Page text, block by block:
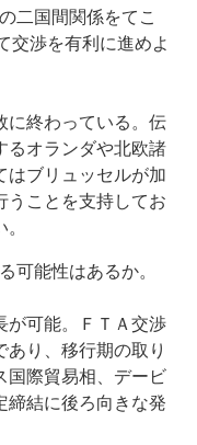
二国間関係をてこ
交渉を有利に進めよ
に終わっている。伝
るオランダや北欧諸
はブリュッセルが加
うことを支持してお
能性はあるか。
が可能。ＦＴＡ交渉
り、移行期の取り
国際貿易相、デービ
締結に後ろ向きな発